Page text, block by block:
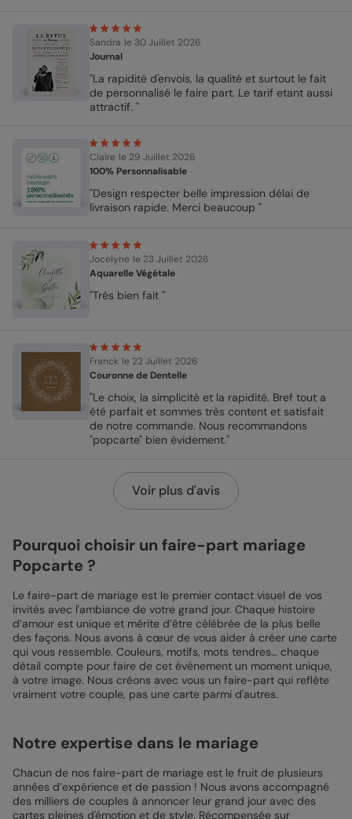
Sandra le 30 Juillet 2026
Journal
"La rapidité d'envois, la qualité et surtout le fait
de personnalisé le faire part. Le tarif etant aussi
attractif. "
Claire le 29 Juillet 2026
100% Personnalisable
"Design respecter belle impression délai de
livraison rapide. Merci beaucoup "
Jocelyne le 23 Juillet 2026
Aquarelle Végétale
"Très bien fait "
Franck le 22 Juillet 2026
Couronne de Dentelle
"Le choix, la simplicité et la rapidité. Bref tout a
été parfait et sommes très content et satisfait
de notre commande. Nous recommandons
"popcarte" bien évidement."
Voir plus d'avis
Pourquoi choisir un faire-part mariage
Popcarte ?
Le faire-part de mariage est le premier contact visuel de vos
invités avec l'ambiance de votre grand jour. Chaque histoire
d’amour est unique et mérite d’être célébrée de la plus belle
des façons. Nous avons à cœur de vous aider à créer une carte
qui vous ressemble. Couleurs, motifs, mots tendres… chaque
détail compte pour faire de cet événement un moment unique,
à votre image. Nous créons avec vous un faire-part qui reflète
vraiment votre couple, pas une carte parmi d'autres.
Notre expertise dans le mariage
Chacun de nos faire-part de mariage est le fruit de plusieurs
années d’expérience et de passion ! Nous avons accompagné
des milliers de couples à annoncer leur grand jour avec des
cartes pleines d'émotion et de style. Récompensée sur